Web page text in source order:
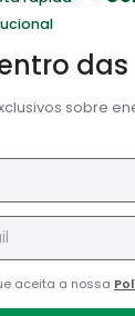
sobre
aceita a nossa